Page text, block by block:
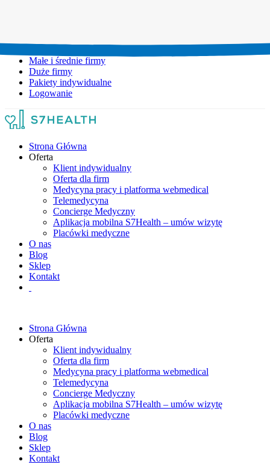
Małe i średnie firmy
Duże firmy
Pakiety indywidualne
Logowanie
Strona Główna
Oferta
Klient indywidualny
Oferta dla firm
Medycyna pracy i platforma webmedical
Telemedycyna
Concierge Medyczny
Aplikacja mobilna S7Health – umów wizytę
Placówki medyczne
O nas
Blog
Sklep
Kontakt
Strona Główna
Oferta
Klient indywidualny
Oferta dla firm
Medycyna pracy i platforma webmedical
Telemedycyna
Concierge Medyczny
Aplikacja mobilna S7Health – umów wizytę
Placówki medyczne
O nas
Blog
Sklep
Kontakt